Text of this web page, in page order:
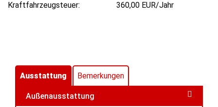
Kraftfahrzeugsteuer: 360,00 EUR/Jahr
Ausstattung Bemerkungen
Außenausstattung